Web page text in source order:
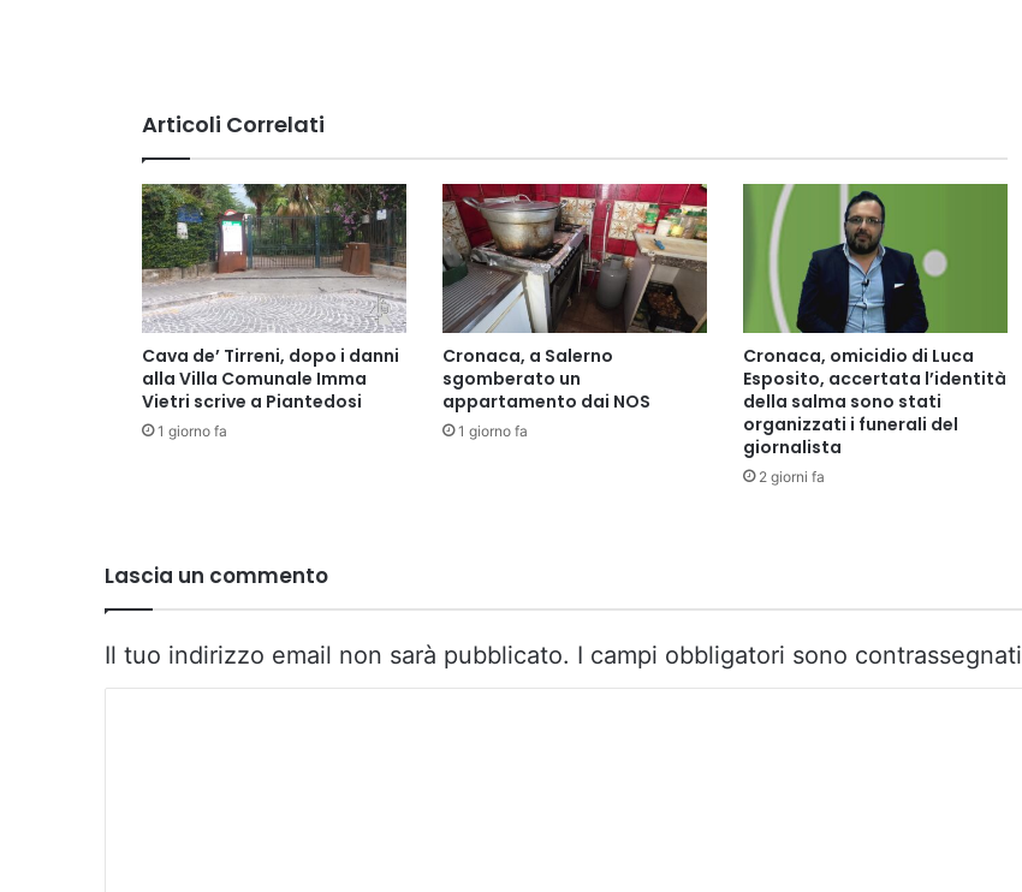
Articoli Correlati
Cava de’ Tirreni, dopo i danni
alla Villa Comunale Imma
Vietri scrive a Piantedosi
1 giorno fa
Cronaca, a Salerno
sgomberato un
appartamento dai NOS
1 giorno fa
Cronaca, omicidio di Luca
Esposito, accertata l’identità
della salma sono stati
organizzati i funerali del
giornalista
2 giorni fa
Lascia un commento
Il tuo indirizzo email non sarà pubblicato. I campi obbligatori sono contrassegnati